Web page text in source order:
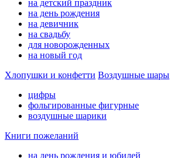
на детский праздник
на день рождения
на девичник
на свадьбу
для новорожденных
на новый год
Хлопушки и конфетти Воздушные шары
цифры
фольгированные фигурные
воздушные шарики
Книги пожеланий
на день рождения и юбилей